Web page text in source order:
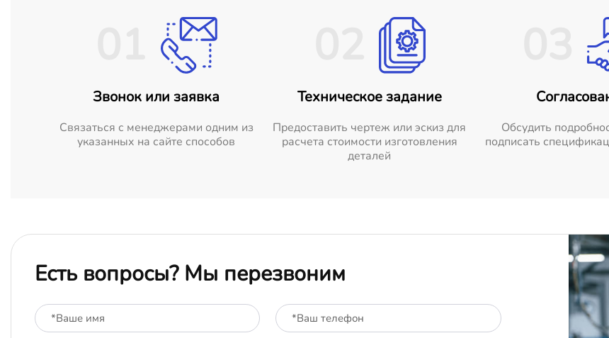
Звонок или заявка
Cвязаться с менеджерами одним из
указанных на сайте способов
Техническое задание
Предоставить чертеж или эскиз для
расчета стоимости изготовления
деталей
Обсудить
подписать
Есть вопросы? Мы перезвоним